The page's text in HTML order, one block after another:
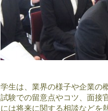
学生は、業界の様子や企業の
試験での留意点やコツ、面接
には将来に関する相談などを